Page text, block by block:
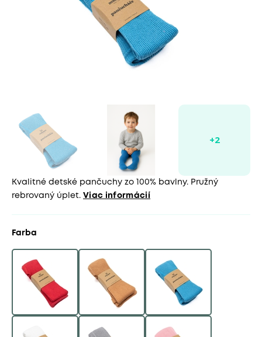
Kvalitné detské pančuchy zo 100% bavlny. Pružný
rebrovaný úplet. Viac informácií
Farba